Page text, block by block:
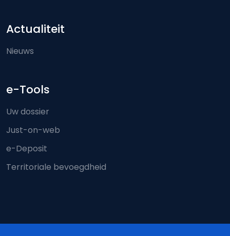
Actualiteit
Nieuws
e-Tools
Uw dossier
Just-on-web
e-Deposit
Territoriale bevoegdheid